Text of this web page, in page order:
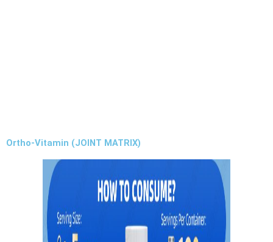
Ortho-Vitamin (JOINT MATRIX)